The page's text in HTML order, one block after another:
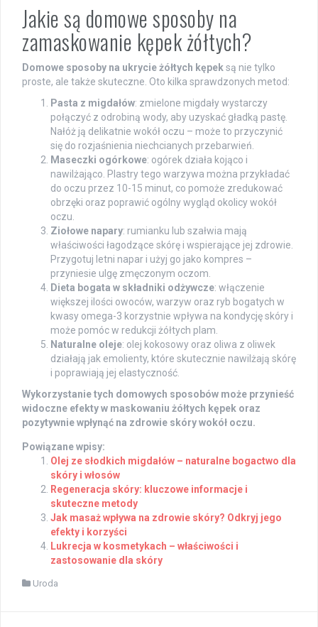
Jakie są domowe sposoby na
zamaskowanie kępek żółtych?
Domowe sposoby na ukrycie żółtych kępeksą nie tylko
proste, ale także skuteczne. Oto kilka sprawdzonych metod:
Pasta z migdałów: zmielone migdały wystarczy
połączyć z odrobiną wody, aby uzyskać gładką pastę.
Nałóż ją delikatnie wokół oczu – może to przyczynić
się do rozjaśnienia niechcianych przebarwień.
Maseczki ogórkowe: ogórek działa kojąco i
nawilżająco. Plastry tego warzywa można przykładać
do oczu przez 10-15 minut, co pomoże zredukować
obrzęki oraz poprawić ogólny wygląd okolicy wokół
oczu.
Ziołowe napary: rumianku lub szałwia mają
właściwości łagodzące skórę i wspierające jej zdrowie.
Przygotuj letni napar i użyj go jako kompres –
przyniesie ulgę zmęczonym oczom.
Dieta bogata w składniki odżywcze: włączenie
większej ilości owoców, warzyw oraz ryb bogatych w
kwasy omega-3 korzystnie wpływa na kondycję skóry i
może pomóc w redukcji żółtych plam.
Naturalne oleje: olej kokosowy oraz oliwa z oliwek
działają jak emolienty, które skutecznie nawilżają skórę
i poprawiają jej elastyczność.
Wykorzystanie tych domowych sposobów może przynieść
widoczne efekty w maskowaniu żółtych kępek oraz
pozytywnie wpłynąć na zdrowie skóry wokół oczu.
Powiązane wpisy:
Olej ze słodkich migdałów – naturalne bogactwo dla
skóry i włosów
Regeneracja skóry: kluczowe informacje i
skuteczne metody
Jak masaż wpływa na zdrowie skóry? Odkryj jego
efekty i korzyści
Lukrecja w kosmetykach – właściwości i
zastosowanie dla skóry
Uroda